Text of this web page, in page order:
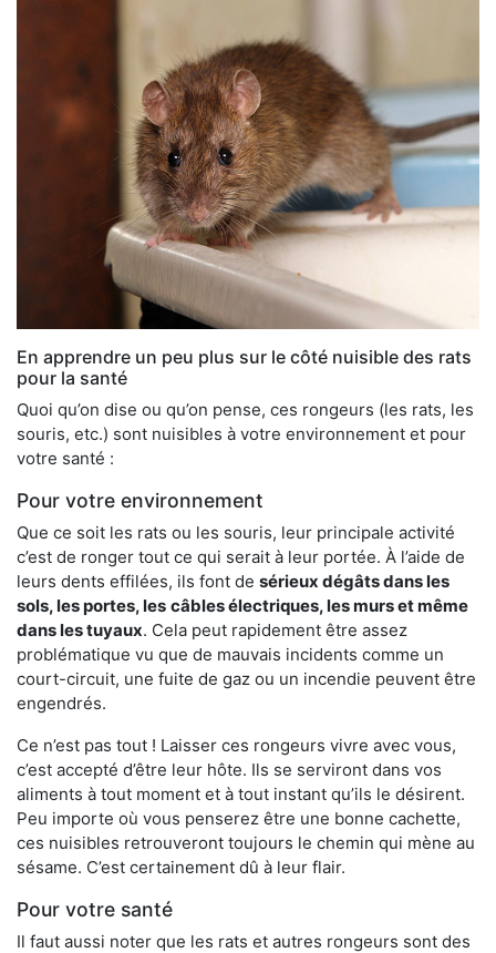
En apprendre un peu plus sur le côté nuisible des rats
pour la santé
Quoi qu’on dise ou qu’on pense, ces rongeurs (les rats, les
souris, etc.) sont nuisibles à votre environnement et pour
votre santé :
Pour votre environnement
Que ce soit les rats ou les souris, leur principale activité
c’est de ronger tout ce qui serait à leur portée. À l’aide de
leurs dents effilées, ils font de sérieux dégâts dans les
sols, les portes, les câbles électriques, les murs et même
dans les tuyaux. Cela peut rapidement être assez
problématique vu que de mauvais incidents comme un
court-circuit, une fuite de gaz ou un incendie peuvent être
engendrés.
Ce n’est pas tout ! Laisser ces rongeurs vivre avec vous,
c’est accepté d’être leur hôte. Ils se serviront dans vos
aliments à tout moment et à tout instant qu’ils le désirent.
Peu importe où vous penserez être une bonne cachette,
ces nuisibles retrouveront toujours le chemin qui mène au
sésame. C’est certainement dû à leur flair.
Pour votre santé
Il faut aussi noter que les rats et autres rongeurs sont des